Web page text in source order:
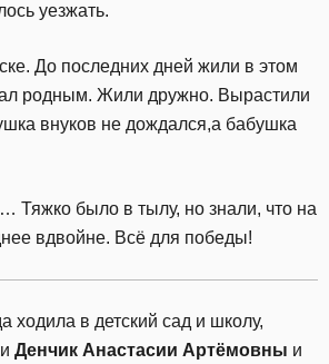
уезжать.
До последних дней жили в этом
родным. Жили дружно. Вырастили
внуков не дождался,а бабушка
Тяжко было в тылу, но знали, что на
вдвойне. Всё для победы!
ходила в детский сад и школу,
Денчик Анастасии Артёмовны и